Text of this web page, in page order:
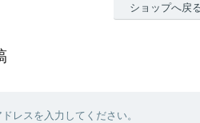
ショップへ戻
レスを入力してください。